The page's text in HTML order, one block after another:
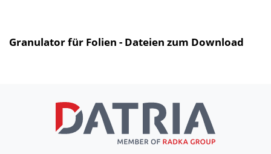
Granulator für Folien - Dateien zum Download